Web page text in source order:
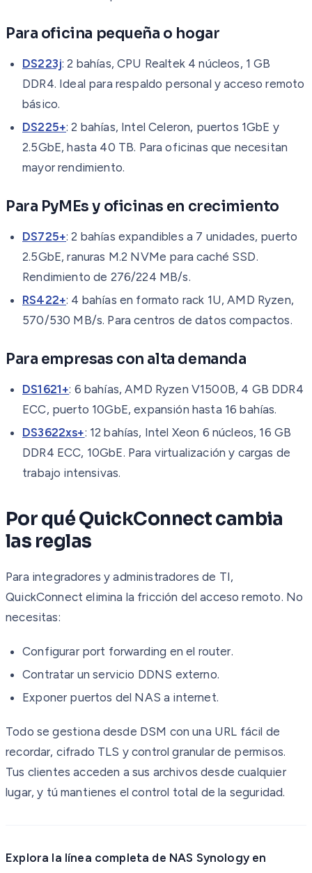
Para oficina pequeña o hogar
DS223j: 2 bahías, CPU Realtek 4 núcleos, 1 GB
DDR4. Ideal para respaldo personal y acceso remoto
básico.
DS225+: 2 bahías, Intel Celeron, puertos 1GbE y
2.5GbE, hasta 40 TB. Para oficinas que necesitan
mayor rendimiento.
Para PyMEs y oficinas en crecimiento
DS725+: 2 bahías expandibles a 7 unidades, puerto
2.5GbE, ranuras M.2 NVMe para caché SSD.
Rendimiento de 276/224 MB/s.
RS422+: 4 bahías en formato rack 1U, AMD Ryzen,
570/530 MB/s. Para centros de datos compactos.
Para empresas con alta demanda
DS1621+: 6 bahías, AMD Ryzen V1500B, 4 GB DDR4
ECC, puerto 10GbE, expansión hasta 16 bahías.
DS3622xs+: 12 bahías, Intel Xeon 6 núcleos, 16 GB
DDR4 ECC, 10GbE. Para virtualización y cargas de
trabajo intensivas.
Por qué QuickConnect cambia
las reglas
Para integradores y administradores de TI,
QuickConnect elimina la fricción del acceso remoto. No
necesitas:
Configurar port forwarding en el router.
Contratar un servicio DDNS externo.
Exponer puertos del NAS a internet.
Todo se gestiona desde DSM con una URL fácil de
recordar, cifrado TLS y control granular de permisos.
Tus clientes acceden a sus archivos desde cualquier
lugar, y tú mantienes el control total de la seguridad.
Explora la línea completa de NAS Synology en